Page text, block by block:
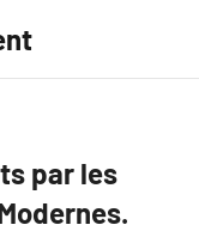
par les